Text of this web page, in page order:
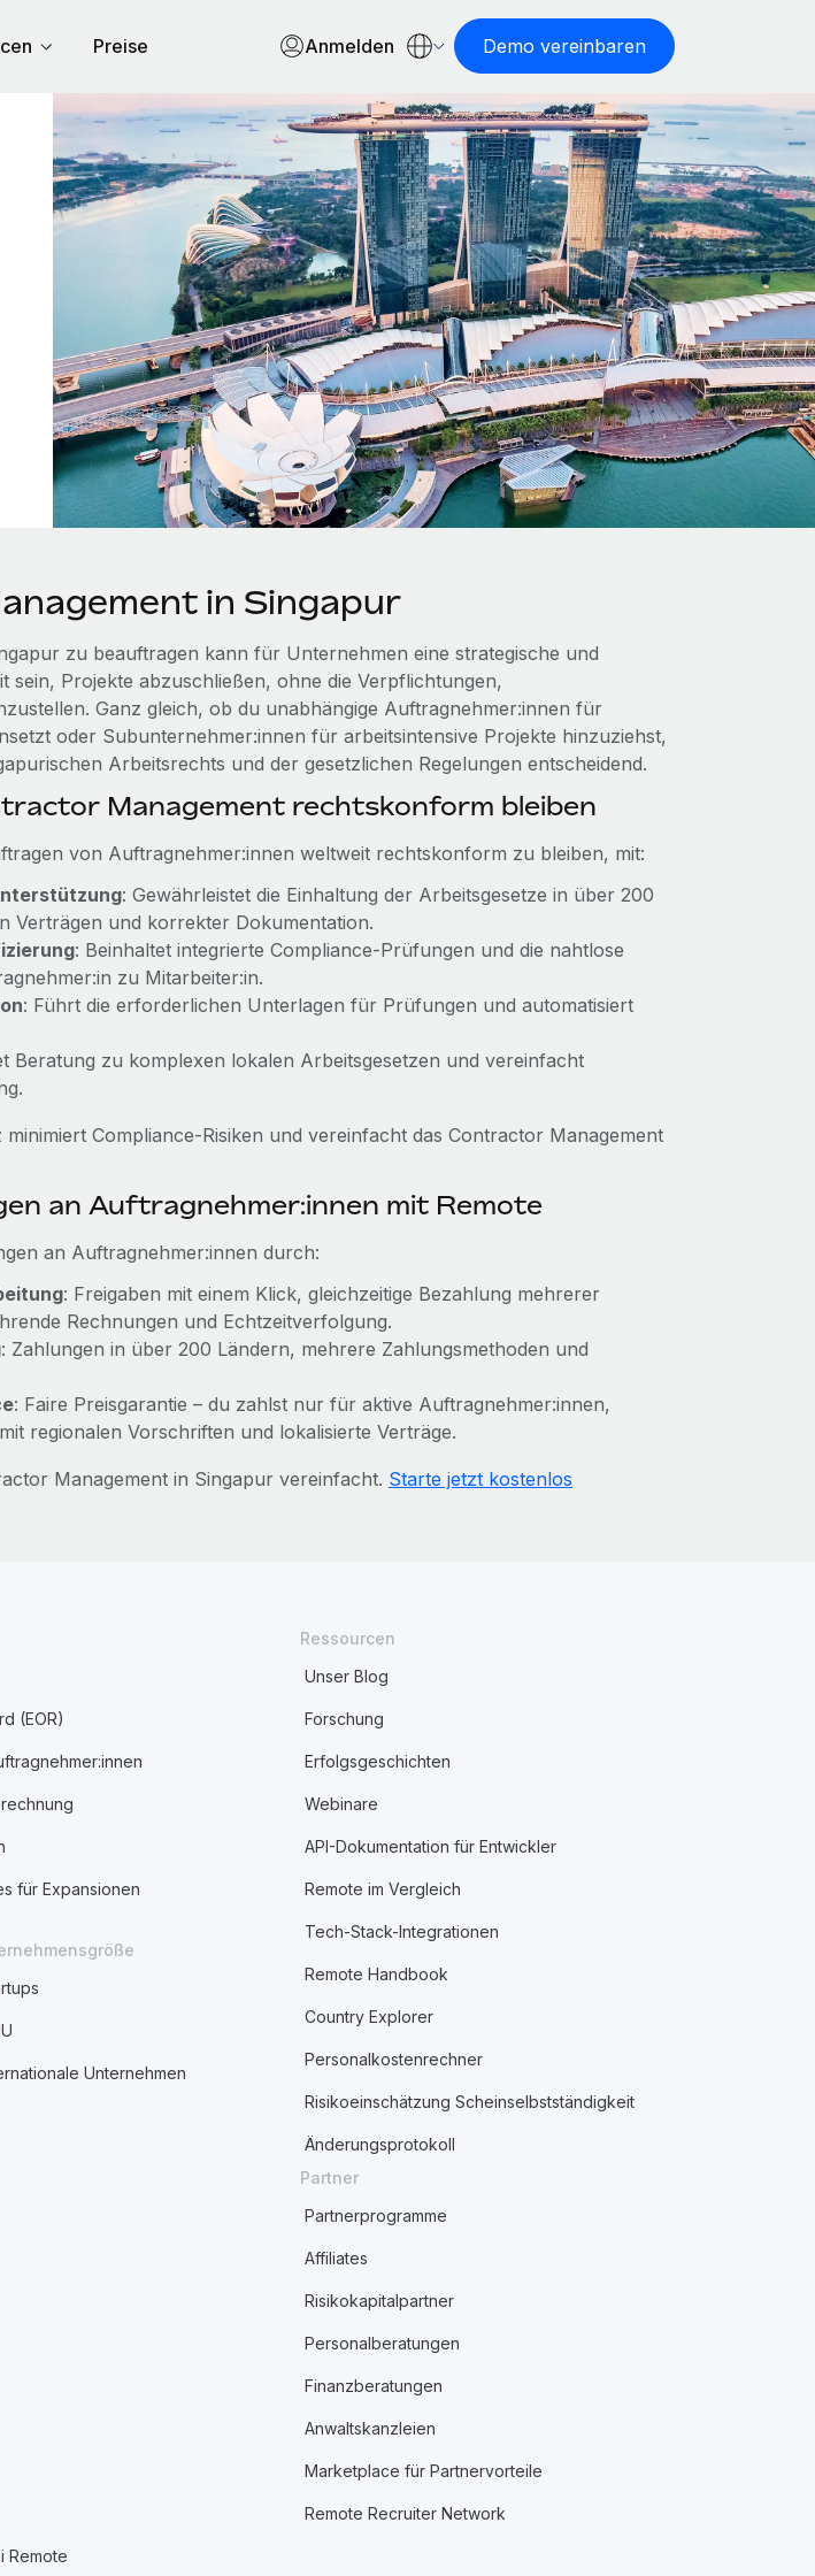
Preise Anmelden Demo vereinbaren
in Singapur
zu beauftragen kann für Unternehmen eine strategische und
sein, Projekte abzuschließen, ohne die Verpflichtungen,
Ganz gleich, ob du unabhängige Auftragnehmer:innen für
oder Subunternehmer:innen für arbeitsintensive Projekte hinzuziehst,
Arbeitsrechts und der gesetzlichen Regelungen entscheidend.
Management rechtskonform bleiben
von Auftragnehmer:innen weltweit rechtskonform zu bleiben, mit:
: Gewährleistet die Einhaltung der Arbeitsgesetze in über 200
Verträgen und korrekter Dokumentation.
: Beinhaltet integrierte Compliance-Prüfungen und die nahtlose
zu Mitarbeiter:in.
: Führt die erforderlichen Unterlagen für Prüfungen und automatisiert
Beratung zu komplexen lokalen Arbeitsgesetzen und vereinfacht
Compliance‑Risiken und vereinfacht das Contractor Management
an Auftragnehmer:innen mit Remote
an Auftragnehmer:innen durch:
: Freigaben mit einem Klick, gleichzeitige Bezahlung mehrerer
Rechnungen und Echtzeitverfolgung.
: Zahlungen in über 200 Ländern, mehrere Zahlungsmethoden und
: Faire Preisgarantie – du zahlst nur für aktive Auftragnehmer:innen,
regionalen Vorschriften und lokalisierte Verträge.
Management in Singapur vereinfacht. Starte jetzt kostenlos
(EOR)
für Expansionen
Unternehmen
Ressourcen
Unser Blog
Forschung
Erfolgsgeschichten
Webinare
API-Dokumentation für Entwickler
Remote im Vergleich
Tech-Stack-Integrationen
Remote Handbook
Country Explorer
Personalkostenrechner
Risikoeinschätzung Scheinselbstständigkeit
Änderungsprotokoll
Remote
Partner
Partnerprogramme
Affiliates
Risikokapitalpartner
Personalberatungen
Finanzberatungen
Anwaltskanzleien
Marketplace für Partnervorteile
Remote Recruiter Network